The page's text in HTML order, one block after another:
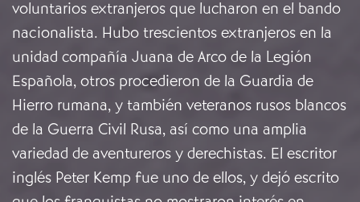
voluntarios extranjeros que lucharon en el bando
nacionalista. Hubo trescientos extranjeros en la
unidad compañía Juana de Arco de la Legión
Española, otros procedieron de la Guardia de
Hierro rumana, y también veteranos rusos blancos
de la Guerra Civil Rusa, así como una amplia
variedad de aventureros y derechistas. El escritor
inglés Peter Kemp fue uno de ellos, y dejó escrito